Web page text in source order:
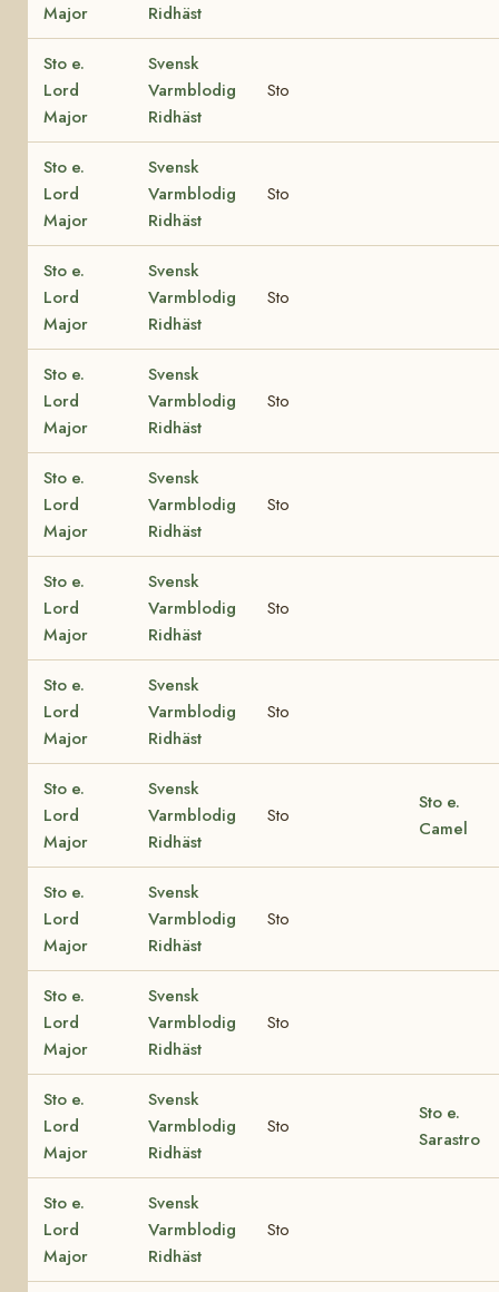
Major Ridhäst
Sto e.
Lord
Major
Svensk
Varmblodig
Ridhäst
Sto
Sto e.
Lord
Major
Svensk
Varmblodig
Ridhäst
Sto
Sto e.
Lord
Major
Svensk
Varmblodig
Ridhäst
Sto
Sto e.
Lord
Major
Svensk
Varmblodig
Ridhäst
Sto
Sto e.
Lord
Major
Svensk
Varmblodig
Ridhäst
Sto
Sto e.
Lord
Major
Svensk
Varmblodig
Ridhäst
Sto
Sto e.
Lord
Major
Svensk
Varmblodig
Ridhäst
Sto
Sto e.
Lord
Major
Svensk
Varmblodig
Ridhäst
Sto
Sto e.
Camel
Sto e.
Lord
Major
Svensk
Varmblodig
Ridhäst
Sto
Sto e.
Lord
Major
Svensk
Varmblodig
Ridhäst
Sto
Sto e.
Lord
Major
Svensk
Varmblodig
Ridhäst
Sto
Sto e.
Sarastro
Sto e.
Lord
Major
Svensk
Varmblodig
Ridhäst
Sto